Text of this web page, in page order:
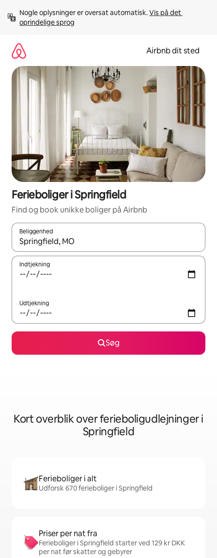
videre
Nogle oplysninger er oversat automatisk. Vis på det
oprindelige sprog
Airbnb dit sted
Ferieboliger i Springfield
Find og book unikke boliger på Airbnb
Beliggenhed
Når resultaterne er tilgængelige, skal du navigere med
Indtjekning
Udtjekning
Søg
Kort overblik over ferieboligudlejninger i
Springfield
Ferieboliger i alt
Udforsk 670 ferieboliger i Springfield
Priser per nat fra
Ferieboliger i Springfield starter ved 129 kr DKK
per nat før skatter og gebyrer